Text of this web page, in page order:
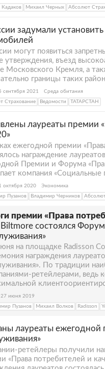
Кадаков
Михаил Черных Абсолют
задумали
могут появиться
утверждения, въезд
Московского Кремля, а
границы таких
сентября 2021
Среда обитания
Страхование
Ведомости ТАТАРСТАН
лауреаты премии
ежегодной премии
награждение
Премии и Форума
компания «Социальные
октября 2020
Экономика
Пузанов
Владимир Черников
премии «Права
состоялся
на площадке Radisson
награждения
По традиции
ретейлерами, ведь
27 июня 2019
Пузанов
Михаил Волков Radisson
лауреаты ежегодной
ретейлеры получили
«Права потребителей и